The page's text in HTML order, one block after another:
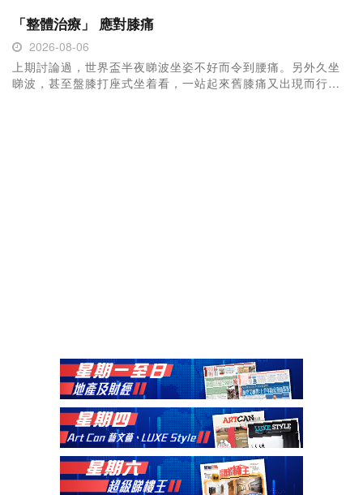
「整體治療」 應對膝痛
2026-08-06
上期討論過，世界盃半夜睇波坐姿不好而令到腰痛。另外久坐
睇波，甚至盤膝打座式坐着看，一站起來舊膝痛又出現而行路